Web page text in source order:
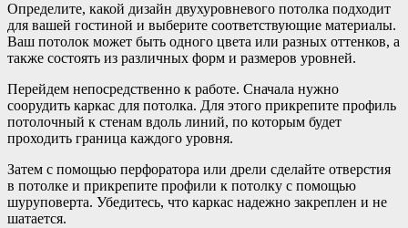
Определите, какой дизайн двухуровневого потолка подходит
для вашей гостиной и выберите соответствующие материалы.
Ваш потолок может быть одного цвета или разных оттенков, а
также состоять из различных форм и размеров уровней.
Перейдем непосредственно к работе. Сначала нужно
соорудить каркас для потолка. Для этого прикрепите профиль
потолочный к стенам вдоль линий, по которым будет
проходить граница каждого уровня.
Затем с помощью перфоратора или дрели сделайте отверстия
в потолке и прикрепите профили к потолку с помощью
шуруповерта. Убедитесь, что каркас надежно закреплен и не
шатается.